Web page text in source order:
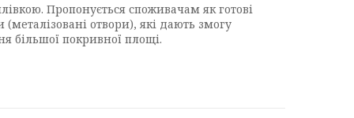
Пропонується споживачам як готові
отвори), які дають змогу
більшої покривної площі.